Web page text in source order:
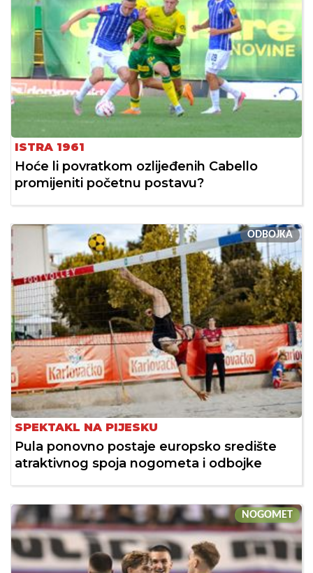
ISTRA 1961
Hoće li povratkom ozlijeđenih Cabello
promijeniti početnu postavu?
ODBOJKA
SPEKTAKL NA PIJESKU
Pula ponovno postaje europsko središte
atraktivnog spoja nogometa i odbojke
NOGOMET